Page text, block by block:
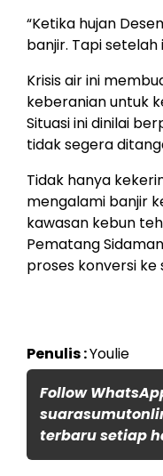
“Ketika hujan
banjir. Tapi
Krisis air ini
keberanian untuk
Situasi ini dinilai
tidak segera
Tidak hanya
mengalami banjir
kawasan kebun
Pematang
proses konversi ke
Penulis :Youlie
Follow
terbaru setiap